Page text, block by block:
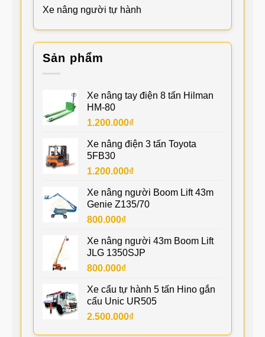
Xe nâng người tự hành
Sản phẩm
Xe nâng tay điện 8 tấn Hilman
HM-80
1.200.000₫
Xe nâng điện 3 tấn Toyota
5FB30
1.200.000₫
Xe nâng người Boom Lift 43m
Genie Z135/70
800.000₫
Xe nâng người 43m Boom Lift
JLG 1350SJP
800.000₫
Xe cẩu tự hành 5 tấn Hino gắn
cẩu Unic UR505
2.500.000₫